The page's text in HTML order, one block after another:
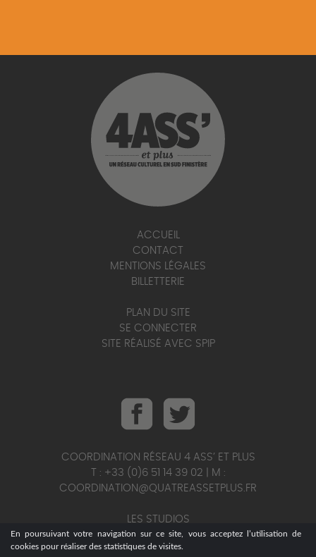
En poursuivant votre navigation sur ce site, vous acceptez l’utilisation de
cookies pour réaliser des statistiques de visites.
ACCUEIL
CONTACT
MENTIONS LÉGALES
BILLETTERIE
PLAN DU SITE
SE CONNECTER
SITE RÉALISÉ AVEC SPIP
COORDINATION RÉSEAU 4 ASS’ ET PLUS
T : +33 (0)6 51 14 39 02 | M :
COORDINATION@QUATREASSETPLUS.FR
LES STUDIOS
T : +33 (0)6 95 25 56 75 | M :
STUDIOS@QUATREASSETPLUS.FR